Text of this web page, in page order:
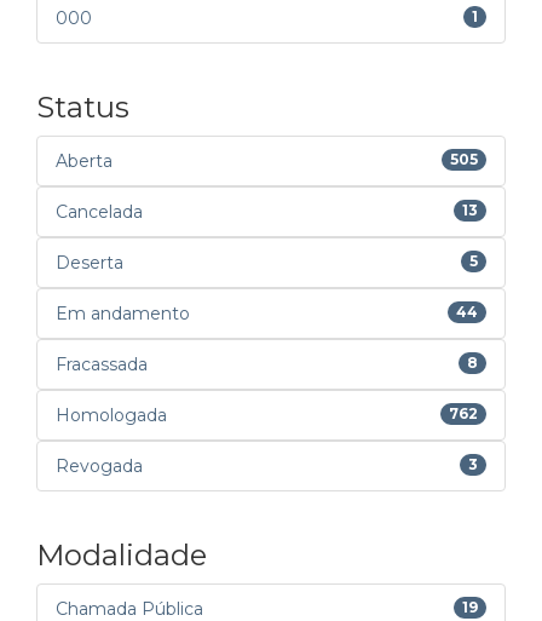
000 1
Status
Aberta 505
Cancelada 13
Deserta 5
Em andamento 44
Fracassada 8
Homologada 762
Revogada 3
Modalidade
Chamada Pública 19